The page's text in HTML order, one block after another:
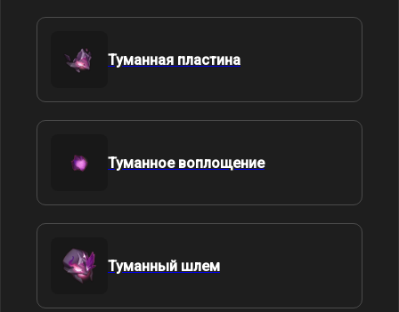
Туманная пластина
Туманное воплощение
Туманный шлем